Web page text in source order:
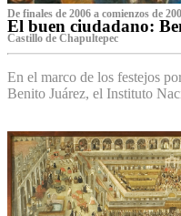
De finales de 2006 a comienzos de
El buen ciudadano:
Castillo de Chapultepec
En el marco de los festejos
Benito Juárez, el Instituto